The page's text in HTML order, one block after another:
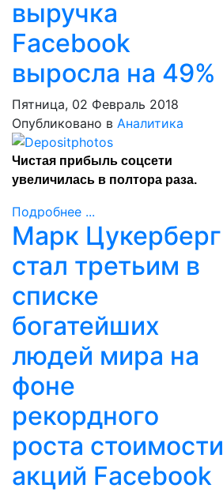
выручка
Facebook
выросла на 49%
Пятница, 02 Февраль 2018
Опубликовано в Аналитика
Чистая прибыль соцсети
увеличилась в полтора раза.
Подробнее ...
Марк Цукерберг
стал третьим в
списке
богатейших
людей мира на
фоне
рекордного
роста стоимости
акций Facebook